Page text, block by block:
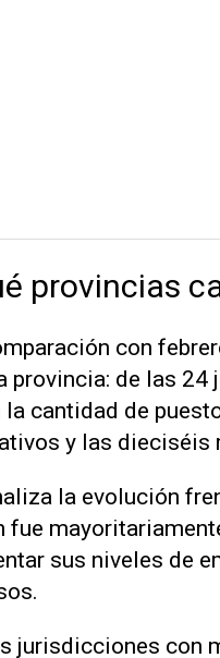
provincias
con
provincia: de las
la cantidad de
y las dieciséis
la evolución
fue
sus niveles de
jurisdicciones con